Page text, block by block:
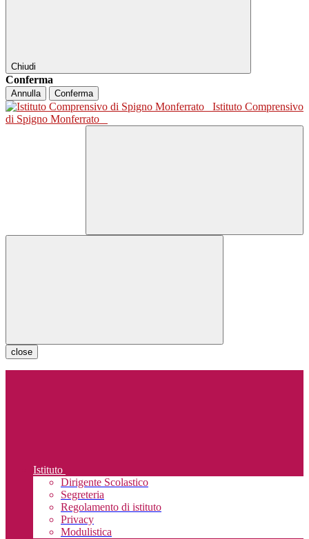
Chiudi
Conferma
Annulla Conferma
Istituto Comprensivo
di Spigno Monferrato
close
Istituto
Dirigente Scolastico
Segreteria
Regolamento di istituto
Privacy
Modulistica